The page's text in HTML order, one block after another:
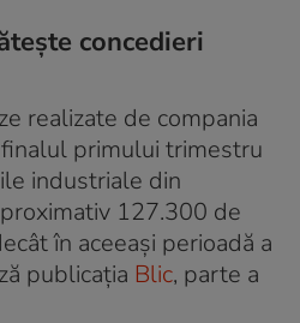
concedieri
realizate de compania
primului trimestru
industriale din
127.300 de
în aceeași perioadă a
publicația Blic, parte a